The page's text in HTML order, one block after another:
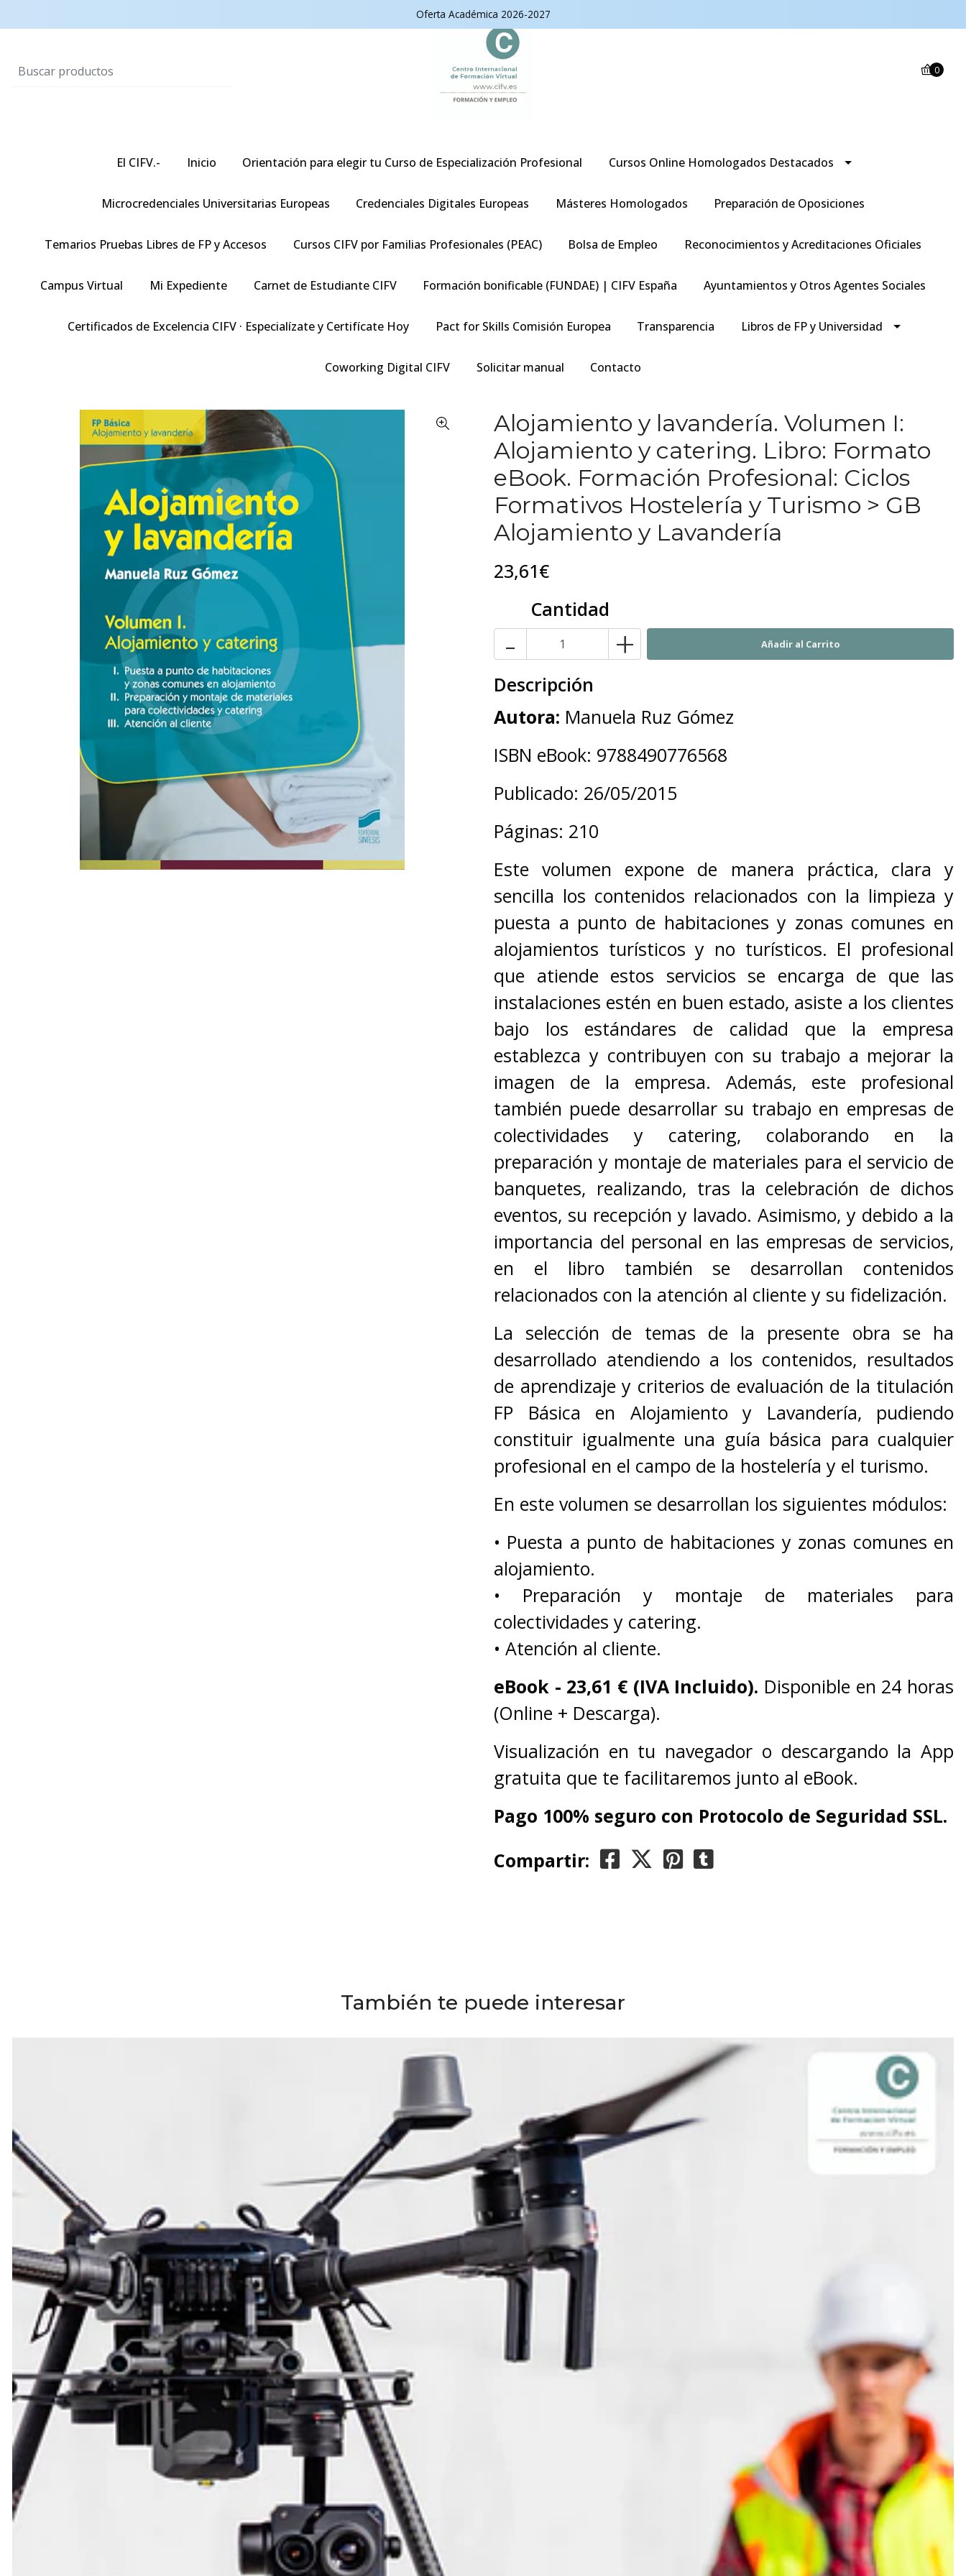
Oferta Académica 2026-2027
0
El CIFV.- Inicio Orientación para elegir tu Curso de Especialización Profesional Cursos Online Homologados Destacados
Microcredenciales Universitarias Europeas Credenciales Digitales Europeas Másteres Homologados Preparación de Oposiciones
Temarios Pruebas Libres de FP y Accesos Cursos CIFV por Familias Profesionales (PEAC) Bolsa de Empleo Reconocimientos y Acreditaciones Oficiales
Campus Virtual Mi Expediente Carnet de Estudiante CIFV Formación bonificable (FUNDAE) | CIFV España Ayuntamientos y Otros Agentes Sociales
Certificados de Excelencia CIFV · Especialízate y Certifícate Hoy Pact for Skills Comisión Europea Transparencia Libros de FP y Universidad
Coworking Digital CIFV Solicitar manual Contacto
Alojamiento y lavandería. Volumen I:
Alojamiento y catering. Libro: Formato
eBook. Formación Profesional: Ciclos
Formativos Hostelería y Turismo > GB
Alojamiento y Lavandería
23,61€
Cantidad
- +
Descripción
Autora: Manuela Ruz Gómez
ISBN eBook: 9788490776568
Publicado: 26/05/2015
Páginas: 210
Este volumen expone de manera práctica, clara y
sencilla los contenidos relacionados con la limpieza y
puesta a punto de habitaciones y zonas comunes en
alojamientos turísticos y no turísticos. El profesional
que atiende estos servicios se encarga de que las
instalaciones estén en buen estado, asiste a los clientes
bajo los estándares de calidad que la empresa
establezca y contribuyen con su trabajo a mejorar la
imagen de la empresa. Además, este profesional
también puede desarrollar su trabajo en empresas de
colectividades y catering, colaborando en la
preparación y montaje de materiales para el servicio de
banquetes, realizando, tras la celebración de dichos
eventos, su recepción y lavado. Asimismo, y debido a la
importancia del personal en las empresas de servicios,
en el libro también se desarrollan contenidos
relacionados con la atención al cliente y su fidelización.
La selección de temas de la presente obra se ha
desarrollado atendiendo a los contenidos, resultados
de aprendizaje y criterios de evaluación de la titulación
FP Básica en Alojamiento y Lavandería, pudiendo
constituir igualmente una guía básica para cualquier
profesional en el campo de la hostelería y el turismo.
En este volumen se desarrollan los siguientes módulos:
• Puesta a punto de habitaciones y zonas comunes en
alojamiento.
• Preparación y montaje de materiales para
colectividades y catering.
• Atención al cliente.
eBook - 23,61 € (IVA Incluido). Disponible en 24 horas
(Online + Descarga).
Visualización en tu navegador o descargando la App
gratuita que te facilitaremos junto al eBook.
Pago 100% seguro con Protocolo de Seguridad SSL.
Compartir:
También te puede interesar